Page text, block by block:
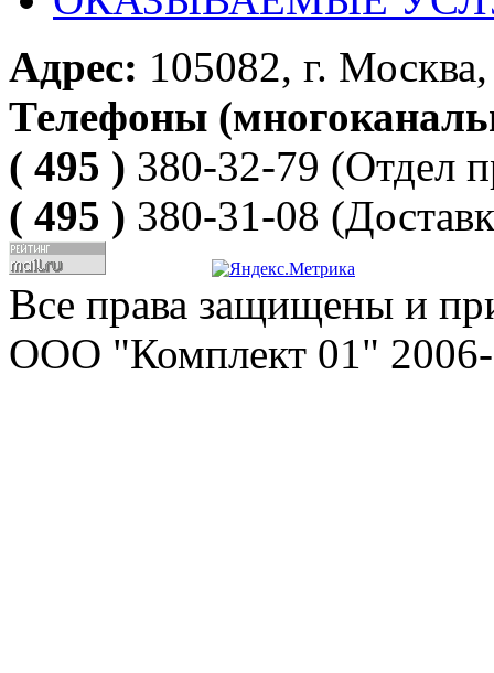
Адрес: 105082, г.
Телефоны
( 495 ) 380-32-79 (Отдел
( 495 ) 380-31-08
Все права защищены и
ООО "Комплект 01" 2006-